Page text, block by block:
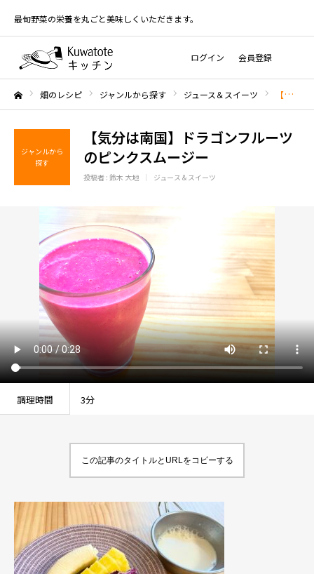
最旬野菜の栄養を丸ごと美味しくいただきます。
ログイン 会員登録
畑のレシピ ジャンルから探す ジュース＆スイーツ 【気分は南国】ドラゴンフルーツのピンクスムージー
ジャンルから
探す
【気分は南国】ドラゴンフルーツ
のピンクスムージー
投稿者 : 鈴木 大地 ジュース＆スイーツ
調理時間 3分
この記事のタイトルとURLをコピーする